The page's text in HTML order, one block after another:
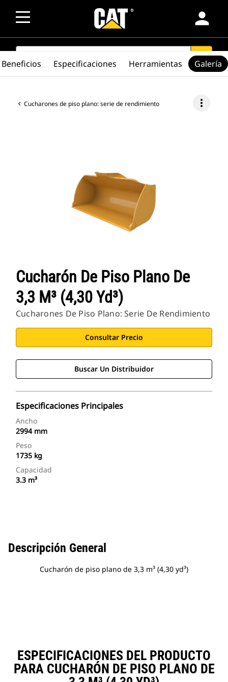
person
SEARCH search
Cucharones de piso plano: serie de rendimiento more_vert
Cucharón De Piso Plano De
3,3 M³ (4,30 Yd³)
Cucharones De Piso Plano: Serie De Rendimiento
Consultar Precio
Buscar Un Distribuidor
Especificaciones Principales
Ancho
2994 mm
Peso
1735 kg
Capacidad
3.3 m³
Beneficios Especificaciones Herramientas Galería
Descripción General
Cucharón de piso plano de 3,3 m³ (4,30 yd³)
ESPECIFICACIONES DEL PRODUCTO
PARA CUCHARÓN DE PISO PLANO DE